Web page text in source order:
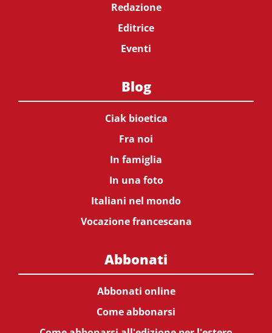
Redazione
Editrice
Eventi
Blog
Ciak bioetica
Fra noi
In famiglia
In una foto
Italiani nel mondo
Vocazione francescana
Abbonati
Abbonati online
Come abbonarsi